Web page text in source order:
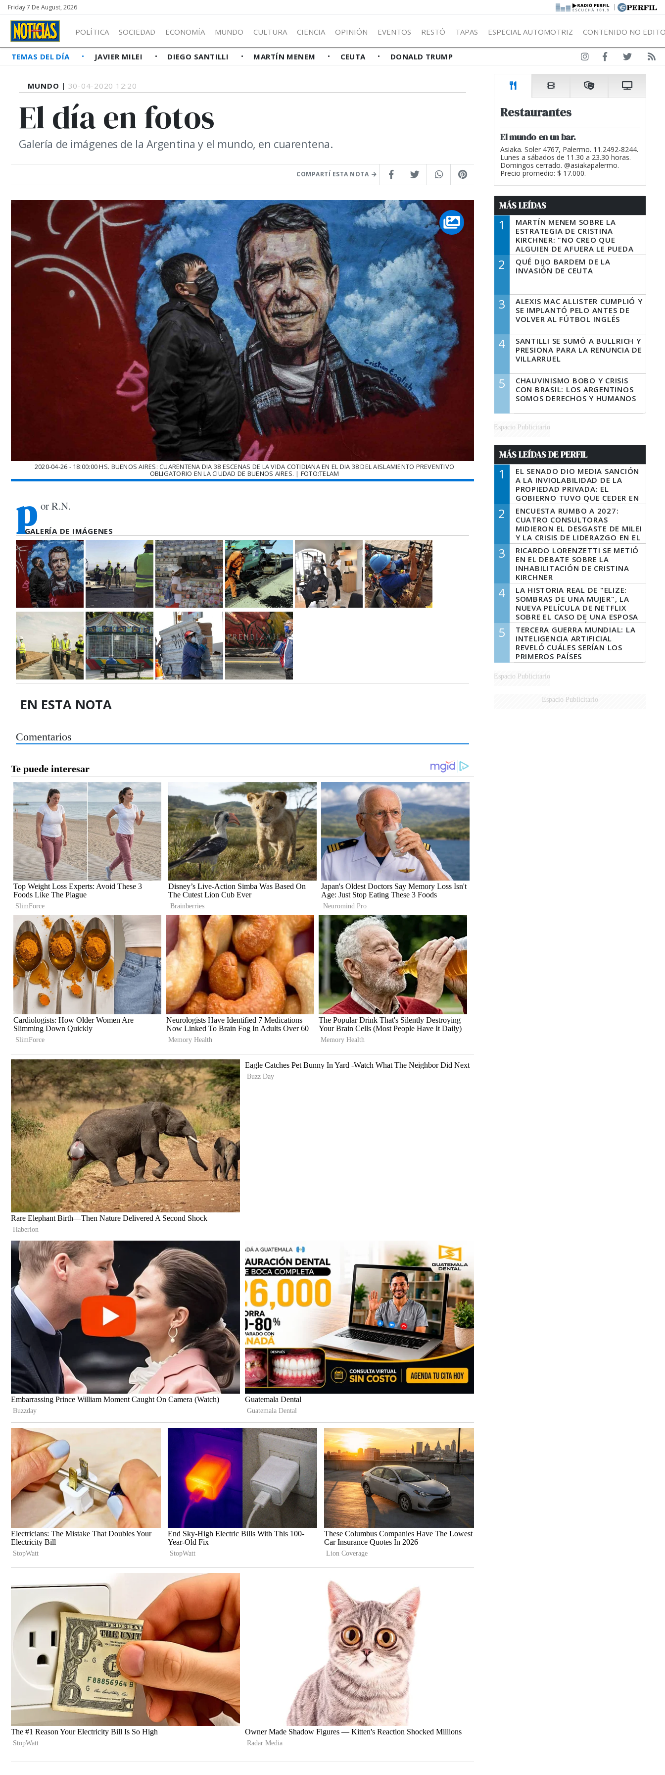
Friday 7 De August, 2026 |
POLÍTICA SOCIEDAD ECONOMÍA MUNDO CULTURA CIENCIA OPINIÓN EVENTOS RESTÓ TAPAS ESPECIAL AUTOMOTRIZ CONTENIDO NO
TEMAS DEL DÍA JAVIER MILEI DIEGO SANTILLI MARTÍN MENEM CEUTA DONALD TRUMP
MUNDO | 30-04-2020 12:20
El día en fotos
Galería de imágenes de la Argentina y el mundo, en cuarentena.
COMPARTÍ ESTA NOTA
2020-04-26 - 18:00:00 HS. BUENOS AIRES: CUARENTENA DIA 38 ESCENAS DE LA VIDA COTIDIANA EN EL DIA 38 DEL AISLAMIENTO PREVENTIVO
OBLIGATORIO EN LA CIUDAD DE BUENOS AIRES. | FOTO:TELAM
p or R.N.
GALERÍA DE IMÁGENES
EN ESTA NOTA
Comentarios
Restaurantes
El mundo en un bar.
Asiaka. Soler 4767, Palermo. 11.2492-8244.
Lunes a sábados de 11.30 a 23.30 horas.
Domingos cerrado. @asiakapalermo.
Precio promedio: $ 17.000.
MÁS LEÍDAS
1
MARTÍN MENEM SOBRE LA
ESTRATEGIA DE CRISTINA
KIRCHNER: "NO CREO QUE
ALGUIEN DE AFUERA LE PUEDA
DECIR A LA JUSTICIA LO QUE
TIENE QUE HACER"
2
QUÉ DIJO BARDEM DE LA
INVASIÓN DE CEUTA
3
ALEXIS MAC ALLISTER CUMPLIÓ Y
SE IMPLANTÓ PELO ANTES DE
VOLVER AL FÚTBOL INGLÉS
4
SANTILLI SE SUMÓ A BULLRICH Y
PRESIONA PARA LA RENUNCIA DE
VILLARRUEL
5
CHAUVINISMO BOBO Y CRISIS
CON BRASIL: LOS ARGENTINOS
SOMOS DERECHOS Y HUMANOS
Espacio Publicitario
MÁS LEÍDAS DE PERFIL
1
EL SENADO DIO MEDIA SANCIÓN
A LA INVIOLABILIDAD DE LA
PROPIEDAD PRIVADA: EL
GOBIERNO TUVO QUE CEDER EN
LA LEY DEL MANEJO DEL FUEGO
2
ENCUESTA RUMBO A 2027:
CUATRO CONSULTORAS
MIDIERON EL DESGASTE DE MILEI
Y LA CRISIS DE LIDERAZGO EN EL
PERONISMO
3
RICARDO LORENZETTI SE METIÓ
EN EL DEBATE SOBRE LA
INHABILITACIÓN DE CRISTINA
KIRCHNER
4
LA HISTORIA REAL DE "ELIZE:
SOMBRAS DE UNA MUJER", LA
NUEVA PELÍCULA DE NETFLIX
SOBRE EL CASO DE UNA ESPOSA
QUE DESCUARTIZÓ A SU
MARIDO
5
TERCERA GUERRA MUNDIAL: LA
INTELIGENCIA ARTIFICIAL
REVELÓ CUÁLES SERÍAN LOS
PRIMEROS PAÍSES
LATINOAMERICANOS EN SER
DERROTADOS
Espacio Publicitario
Espacio Publicitario